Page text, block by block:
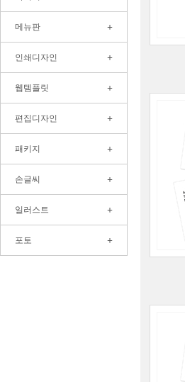
메뉴판 +
인쇄디자인 +
웹템플릿 +
편집디자인 +
패키지 +
손글씨 +
일러스트 +
포토 +